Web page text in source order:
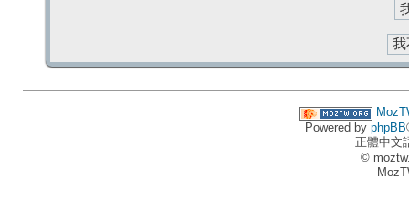
Powered by phpBB
正體中文
©